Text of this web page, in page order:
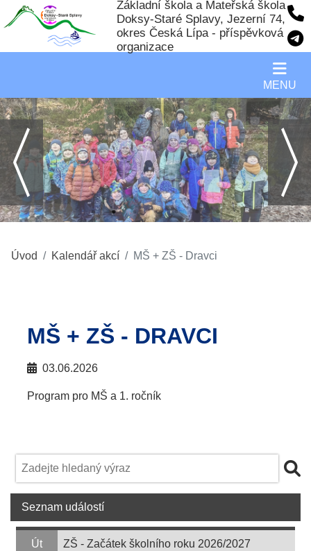
Základní škola a Mateřská škola
Doksy-Staré Splavy, Jezerní 74,
okres Česká Lípa - příspěvková
organizace
MENU
Úvod Kalendář akcí MŠ + ZŠ - Dravci
MŠ + ZŠ - DRAVCI
03.06.2026
Program pro MŠ a 1. ročník
Seznam událostí
Út
ZŠ - Začátek školního roku 2026/2027